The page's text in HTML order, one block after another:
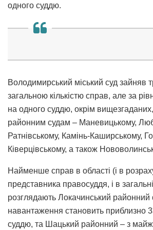
одного суддю.
Володимирський міський суд зайняв
загальною кількістю справ, але за
на одного суддю, окрім
районним судам – Маневицькому,
Ратнівському, Камінь-Каширському,
Ківерцівському, а також
Найменше справ в області (і в
представника правосуддя, і в
розглядають Локачинський районний
навантаження становить приблизно
суддю, та Шацький районний – з